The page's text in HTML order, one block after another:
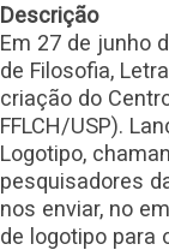
Descrição
Em 27 de junho
de Filosofia,
criação do
FFLCH/USP).
Logotipo,
pesquisadores
nos enviar, no
de logotipo para